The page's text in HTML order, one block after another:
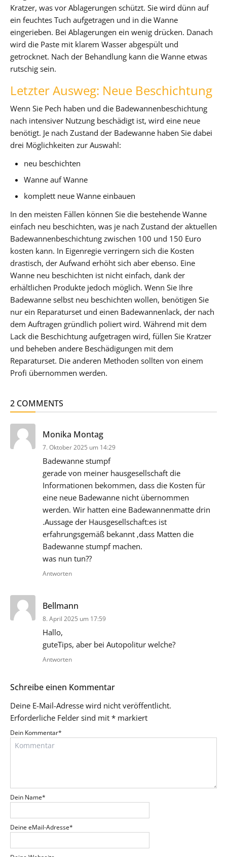
Kratzer, was vor Ablagerungen schützt. Sie wird dünn auf
ein feuchtes Tuch aufgetragen und in die Wanne
eingerieben. Bei Ablagerungen ein wenig drücken. Danach
wird die Paste mit klarem Wasser abgespült und
getrocknet. Nach der Behandlung kann die Wanne etwas
rutschig sein.
Letzter Ausweg: Neue Beschichtung
Wenn Sie Pech haben und die Badewannenbeschichtung
nach intensiver Nutzung beschädigt ist, wird eine neue
benötigt. Je nach Zustand der Badewanne haben Sie dabei
drei Möglichkeiten zur Auswahl:
neu beschichten
Wanne auf Wanne
komplett neue Wanne einbauen
In den meisten Fällen können Sie die bestehende Wanne
einfach neu beschichten, was je nach Zustand der aktuellen
Badewannenbeschichtung zwischen 100 und 150 Euro
kosten kann. In Eigenregie verringern sich die Kosten
drastisch, der Aufwand erhöht sich aber ebenso. Eine
Wanne neu beschichten ist nicht einfach, dank der
erhältlichen Produkte jedoch möglich. Wenn Sie Ihre
Badewanne selbst neu beschichten wollen, benötigen Sie
nur ein Reparaturset und einen Badewannenlack, der nach
dem Auftragen gründlich poliert wird. Während mit dem
Lack die Beschichtung aufgetragen wird, füllen Sie Kratzer
und beheben andere Beschädigungen mit dem
Reparaturset. Die anderen Methoden sollten von einem
Profi übernommen werden.
2 COMMENTS
Monika Montag
7. Oktober 2025 um 14:29
Badewanne stumpf
gerade von meiner hausgesellschaft die
Informationen bekommen, dass die Kosten für
eine neue Badewanne nicht übernommen
werden. Wir hatten eine Badewannenmatte drin
.Aussage der Hausgesellschaft:es ist
erfahrungsgemäß bekannt ,dass Matten die
Badewanne stumpf machen.
was nun tun??
Antworten
Bellmann
8. April 2025 um 17:59
Hallo,
guteTips, aber bei Autopolitur welche?
Antworten
Schreibe einen Kommentar
Deine E-Mail-Adresse wird nicht veröffentlicht.
Erforderliche Felder sind mit * markiert
Dein Kommentar*
Dein Name*
Deine eMail-Adresse*